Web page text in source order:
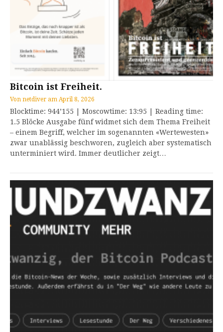
Bitcoin ist Freiheit.
Von netdiver am April 8, 2026
Blocktime: 944’155 | Moscowtime: 13:95 | Reading time:
1.5 Blöcke Ausgabe fünf widmet sich dem Thema Freiheit
– einem Begriff, welcher im sogenannten «Wertewesten»
zwar unablässig beschworen, zugleich aber systematisch
unterminiert wird. Immer deutlicher zeigt…